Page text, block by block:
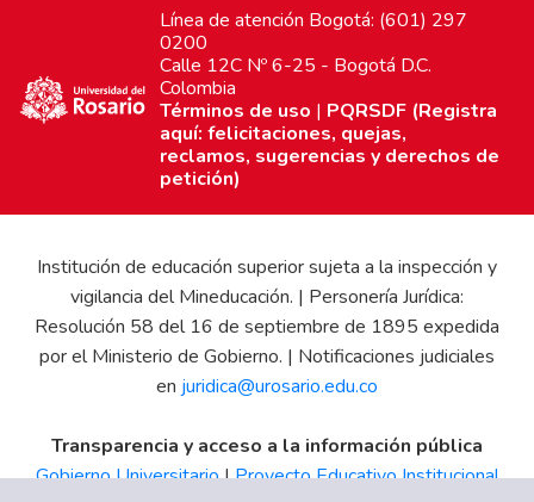
Línea de atención Bogotá: (601) 297
0200
Calle 12C Nº 6-25 - Bogotá D.C.
Colombia
Términos de uso | PQRSDF (Registra
aquí: felicitaciones, quejas,
reclamos, sugerencias y derechos de
petición)
Institución de educación superior sujeta a la inspección y
vigilancia del Mineducación. | Personería Jurídica:
Resolución 58 del 16 de septiembre de 1895 expedida
por el Ministerio de Gobierno. | Notificaciones judiciales
en juridica@urosario.edu.co
Transparencia y acceso a la información pública
Gobierno Universitario|Proyecto Educativo Institucional